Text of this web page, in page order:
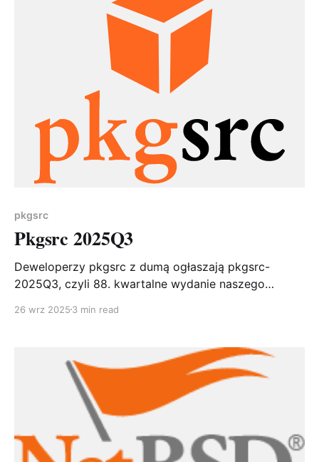
pkgsrc
Pkgsrc 2025Q3
Deweloperzy pkgsrc z dumą ogłaszają pkgsrc-
2025Q3, czyli 88. kwartalne wydanie naszego
pakowania. W repozytorium znajduje się już ponad
26 wrz 2025 3 min read